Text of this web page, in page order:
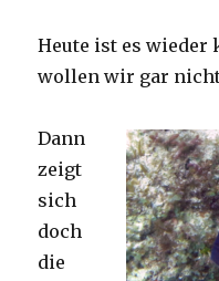
Heute ist es
wollen wir gar
Dann
zeigt
sich
doch
die